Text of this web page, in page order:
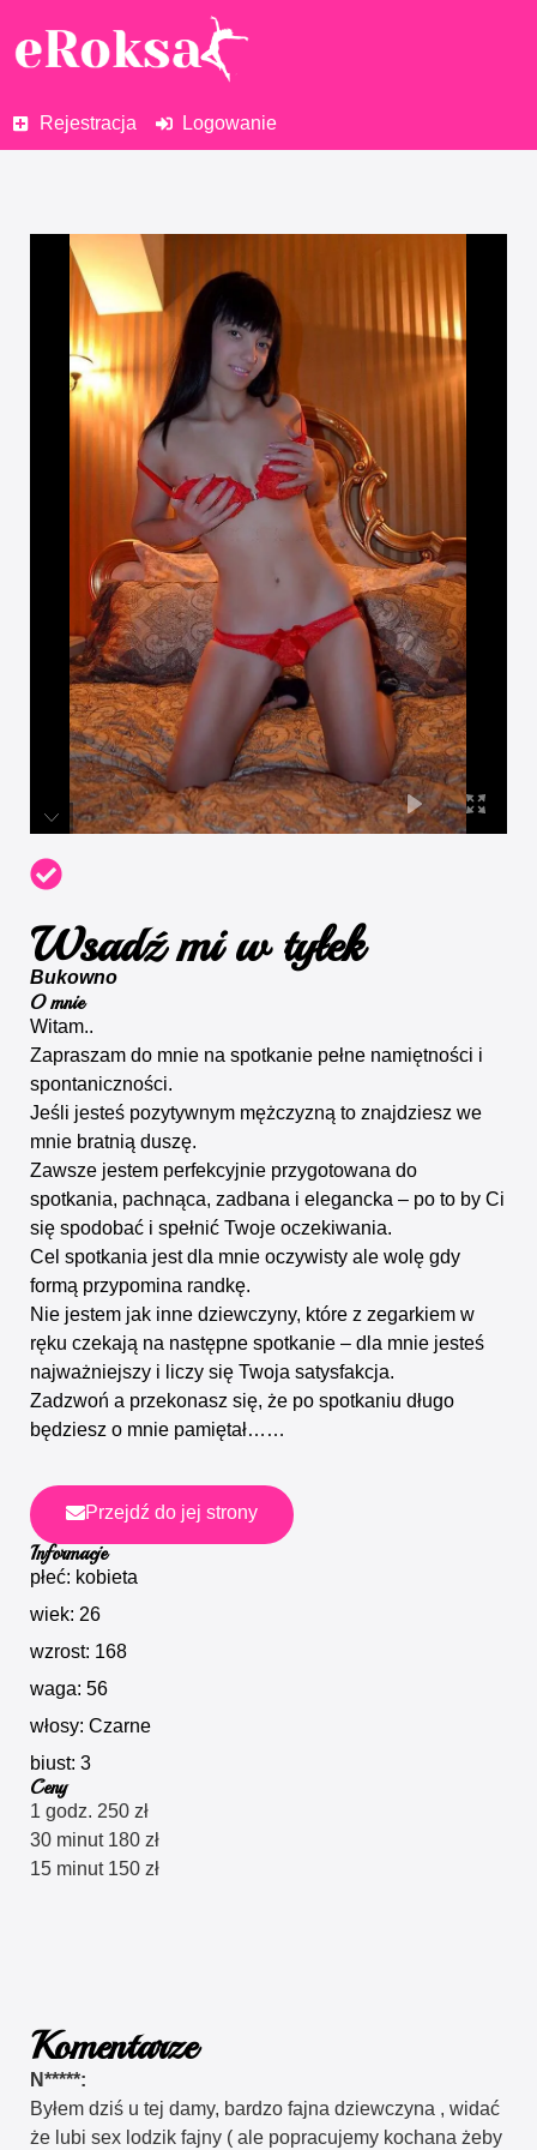
Rejestracja Logowanie
Wsadź mi w tyłek
Bukowno
O mnie
Witam..
Zapraszam do mnie na spotkanie pełne namiętności i
spontaniczności.
Jeśli jesteś pozytywnym mężczyzną to znajdziesz we
mnie bratnią duszę.
Zawsze jestem perfekcyjnie przygotowana do
spotkania, pachnąca, zadbana i elegancka – po to by Ci
się spodobać i spełnić Twoje oczekiwania.
Cel spotkania jest dla mnie oczywisty ale wolę gdy
formą przypomina randkę.
Nie jestem jak inne dziewczyny, które z zegarkiem w
ręku czekają na następne spotkanie – dla mnie jesteś
najważniejszy i liczy się Twoja satysfakcja.
Zadzwoń a przekonasz się, że po spotkaniu długo
będziesz o mnie pamiętał……
Przejdź do jej strony
Informacje
płeć: kobieta
wiek: 26
wzrost: 168
waga: 56
włosy: Czarne
biust: 3
Ceny
1 godz. 250 zł
30 minut 180 zł
15 minut 150 zł
Komentarze
N*****:
Byłem dziś u tej damy, bardzo fajna dziewczyna , widać
że lubi sex lodzik fajny ( ale popracujemy kochana żeby